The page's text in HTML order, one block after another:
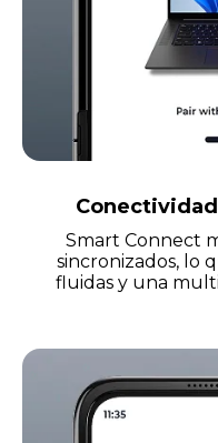
Smart Connect
sincronizados, lo
fluidas y una